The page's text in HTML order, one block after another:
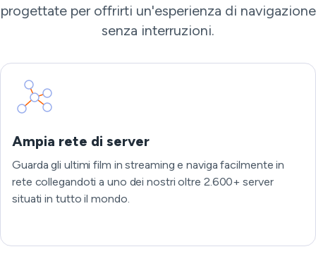
progettate per offrirti un'esperienza di navigazione
senza interruzioni.
Ampia rete di server
Guarda gli ultimi film in streaming e naviga facilmente in
rete collegandoti a uno dei nostri oltre 2.600+ server
situati in tutto il mondo.